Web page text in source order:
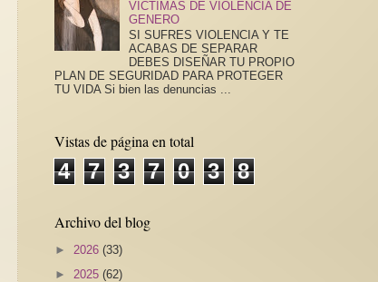
VICTIMAS DE VIOLENCIA DE
GENERO
SI SUFRES VIOLENCIA Y TE
ACABAS DE SEPARAR
DEBES DISEÑAR TU PROPIO
PLAN DE SEGURIDAD PARA PROTEGER
TU VIDA Si bien las denuncias ...
Vistas de página en total
4 7 3 7 0 3 8
Archivo del blog
► 2026 (33)
► 2025 (62)